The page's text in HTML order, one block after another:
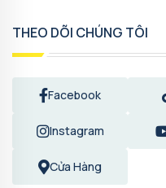
THEO DÕI CHÚNG TÔI
Facebook
Instagram
Cửa Hàng